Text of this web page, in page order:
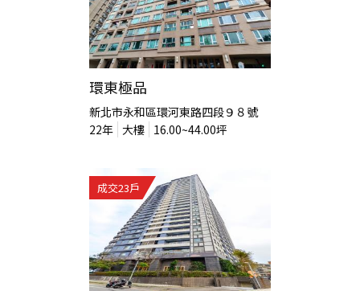
環東極品
新北市永和區環河東路四段９８號
22年 大樓 16.00~44.00坪
成交23戶